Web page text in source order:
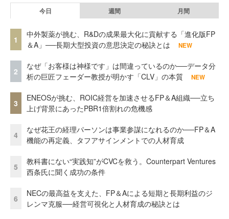
今日 週間 月間
1
中外製薬が挑む、R&Dの成果最大化に貢献する「進化版FP
＆A」──長期大型投資の意思決定の秘訣とは
NEW
2
なぜ「お客様は神様です」は間違っているのか──データ分
析の巨匠フェーダー教授が明かす「CLV」の本質
NEW
3
ENEOSが挑む、ROIC経営を加速させるFP＆A組織──立ち
上げ背景にあったPBR1倍割れの危機感
4
なぜ花王の経理パーソンは事業参謀になれるのか──FP＆A
機能の再定義、タフアサインメントでの人材育成
5
教科書にない“実践知”がCVCを救う。Counterpart Ventures
西条氏に聞く成功の条件
6
NECの最高益を支えた、FP＆Aによる短期と長期利益のジ
レンマ克服──経営可視化と人材育成の秘訣とは